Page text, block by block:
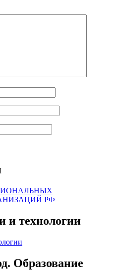
и технологии
Образование